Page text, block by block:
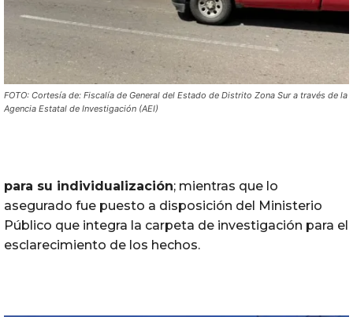
FOTO: Cortesía de: Fiscalía de General del Estado de Distrito Zona Sur a través de la
Agencia Estatal de Investigación (AEI)
para su individualización; mientras que lo
asegurado fue puesto a disposición del Ministerio
Público que integra la carpeta de investigación para el
esclarecimiento de los hechos.